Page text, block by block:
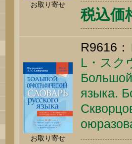
お取り寄せ
税込価
お取り寄せ
R9616：
L・スク
языка.